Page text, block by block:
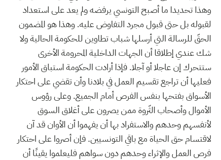
وهذا تحديدا ما أصبح التونسي يرفضه ولم يعد على استعداد
لقبوله بل حتى قبول مجرد التفاوض عليه. وهذا هو المضمون
الحقّ للرسالة التي أرسلها شباب تطاوين للحكومة الحالية ولا
شك عندي إطلاقا أن الجهات الداخلية المحرومة الأخرى
ستتحرك إن عاجلا أو آجلا. فإذا أرادت الحكومة استباق الأمور
فعليها أن تراجع تقسيم العمل في بلادنا وأن تقضي على احتكار
الأسواق بفتحها بنفس الفرص أمام الجميع. وعلى رؤوس
الأموال وأصحاب الثّروة ممن يصرون على أغلاق السوق
لأنفسهم وحدهم والاستفراد بها أن يفهموا أن الأوان قد آن
لاقتسام حق الحياة مع باقي التونسيين. فإن أصروا على احتكار
فرص العمل والإثراء وحدهم دون سواهم فليعلموا يقينًا أن